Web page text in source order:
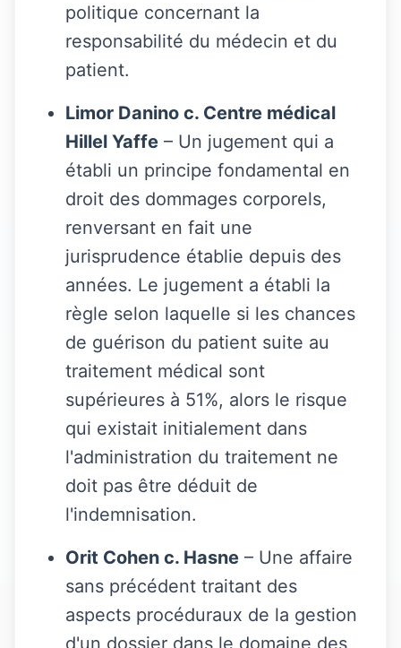
politique concernant la
responsabilité du médecin et du
patient.
Limor Danino c. Centre médical
Hillel Yaffe – Un jugement qui a
établi un principe fondamental en
droit des dommages corporels,
renversant en fait une
jurisprudence établie depuis des
années. Le jugement a établi la
règle selon laquelle si les chances
de guérison du patient suite au
traitement médical sont
supérieures à 51%, alors le risque
qui existait initialement dans
l'administration du traitement ne
doit pas être déduit de
l'indemnisation.
Orit Cohen c. Hasne – Une affaire
sans précédent traitant des
aspects procéduraux de la gestion
d'un dossier dans le domaine des